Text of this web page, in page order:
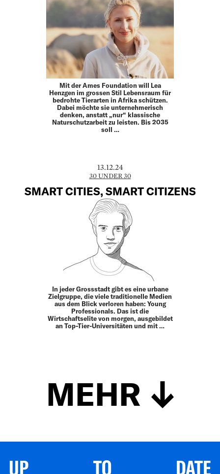
Mit der Ames Foundation will Lea
Henzgen im grossen Stil Lebensraum für
bedrohte Tierarten in Afrika schützen.
Dabei möchte sie unternehmerisch
denken, anstatt „nur“ klassische
Naturschutzarbeit zu leisten. Bis 2035
soll …
13.12.24
30 UNDER 30
SMART CITIES, SMART CITIZENS
In jeder Grossstadt gibt es eine urbane
Zielgruppe, die viele traditionelle Medien
aus dem Blick verloren haben: Young
Professionals. Das ist die
Wirtschaftselite von morgen, ausgebildet
an Top-Tier-Universitäten und mit …
MEHR
UP TO DATE